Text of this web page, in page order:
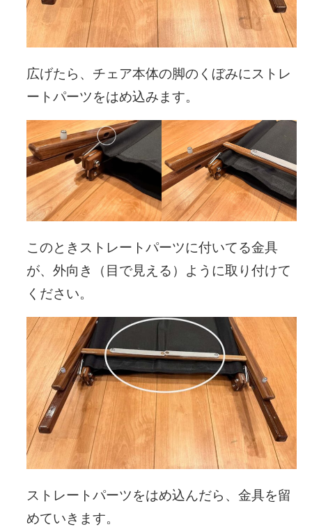
広げたら、チェア本体の脚のくぼみにストレ
ートパーツをはめ込みます。
このときストレートパーツに付いてる金具
が、外向き（目で見える）ように取り付けて
ください。
ストレートパーツをはめ込んだら、金具を留
めていきます。